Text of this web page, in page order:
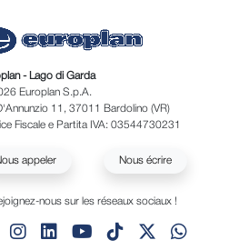
- Lago di Garda
Europlan S.p.A.
11, 37011 Bardolino (VR)
Fiscale e Partita IVA: 03544730231
appeler Nous écrire
nous sur les réseaux sociaux !